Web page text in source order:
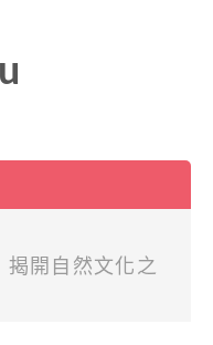
開自然文化之